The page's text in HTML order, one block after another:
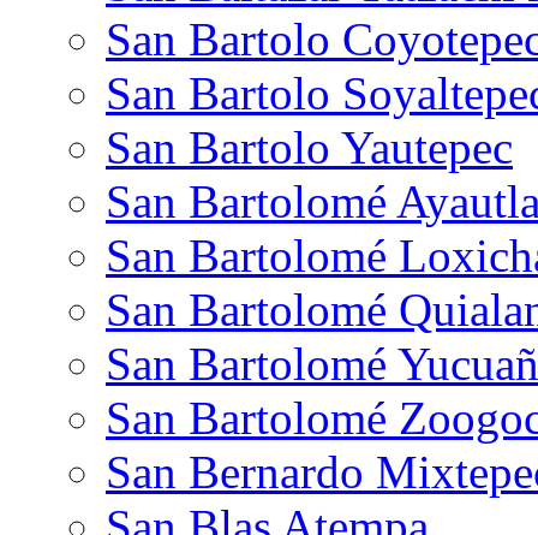
San Bartolo
San Bartolo
San Bartolo Yautepec
San Bartolomé
San Bartolomé
San Bartolomé
San Bartolomé
San Bartolomé
San Bernardo